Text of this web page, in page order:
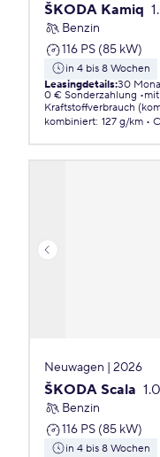
ŠKODA Kamiq
Benzin
116 PS (85 kW)
in 4 bis 8 Wochen
Leasingdetails:30
0 € Sonderzahlung
Kraftstoffverbrauch
kombiniert: 127 g/km
Neuwagen | 2026
ŠKODA Scala
Benzin
116 PS (85 kW)
in 4 bis 8 Wochen